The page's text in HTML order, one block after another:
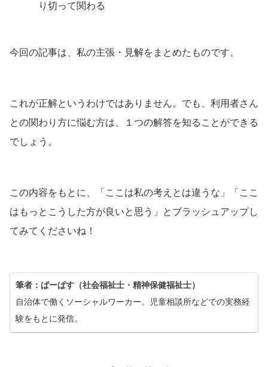
り切って関わる
今回の記事は、私の主張・見解をまとめたものです。
これが正解というわけではありません。でも、利用者さん
との関わり方に悩む方は、１つの解答を知ることができる
でしょう。
この内容をもとに、「ここは私の考えとは違うな」「ここ
はもっとこうした方が良いと思う」とブラッシュアップし
てみてくださいね！
筆者：ぱーぱす（社会福祉士・精神保健福祉士）
自治体で働くソーシャルワーカー。児童相談所などでの実務経
験をもとに発信。